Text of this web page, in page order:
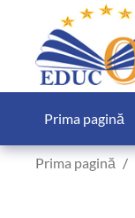
Prima pagină
Prima pagină